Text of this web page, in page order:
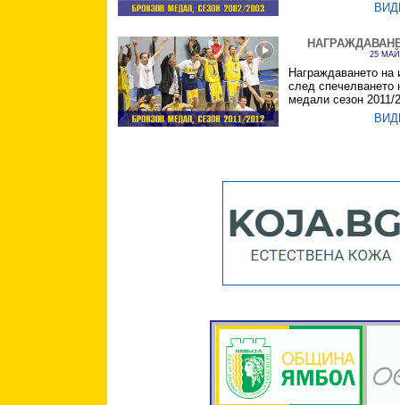
25 МАЙ
Награждаването на
след спечелването
медали сезон 2011/